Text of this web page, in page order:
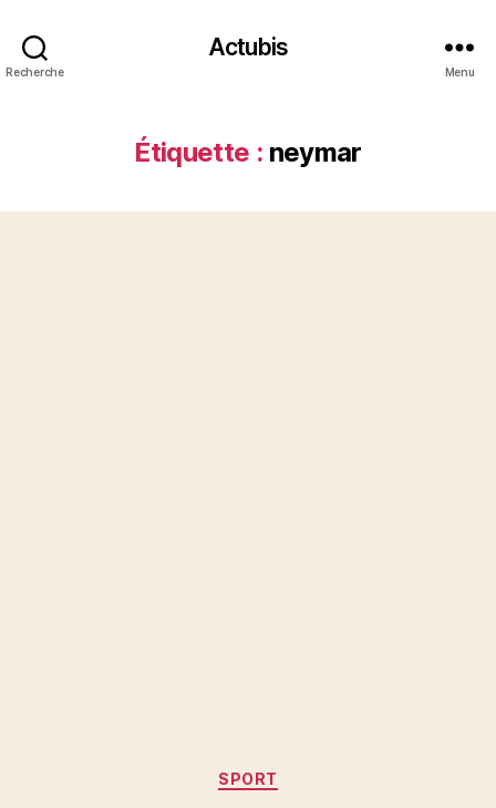
Recherche
Actubis
Menu
Étiquette : neymar
Catégories
SPORT